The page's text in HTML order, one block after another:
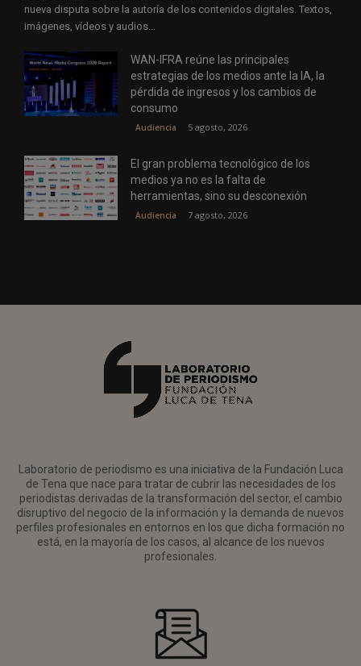
nueva disputa sobre la autoría de los contenidos digitales. Textos,
imágenes, vídeos y audios...
WAN-IFRA reúne las principales
estrategias de los medios ante la IA, la
pérdida de ingresos y los cambios de
consumo
Audiencia 5 agosto, 2026
El gran problema tecnológico de los
medios ya no es la falta de
herramientas, sino su desconexión
Audiencia 7 agosto, 2026
Laboratorio de periodismo es una iniciativa de la Fundación Luca
de Tena que nace para tratar de cubrir las necesidades de los
periodistas derivadas de la transformación del sector, el cambio
disruptivo del negocio de la información y la demanda de nuevos
perfiles profesionales en entornos en los que dicha formación no
está, en la mayoría de los casos, al alcance de los nuevos
profesionales.